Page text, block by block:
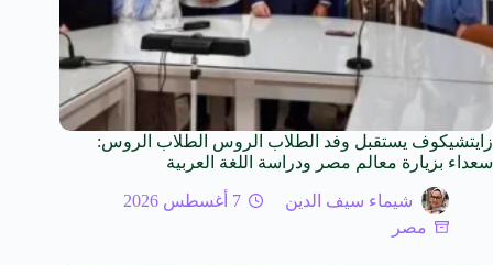
زايتشيكوف يستقبل وفد الطلاب الروس الطلاب الروس:
سعداء بزيارة معالم مصر ودراسة اللغة العربية
شيماء سيف الدين
7 أغسطس 2026
مصر